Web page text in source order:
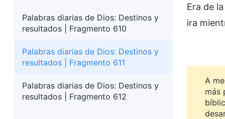
Palabras diarias de Dios: Destinos y
resultados | Fragmento 610
Palabras diarias de Dios: Destinos y
resultados | Fragmento 611
Palabras diarias de Dios: Destinos y
resultados | Fragmento 612
Era de
ira
A
más